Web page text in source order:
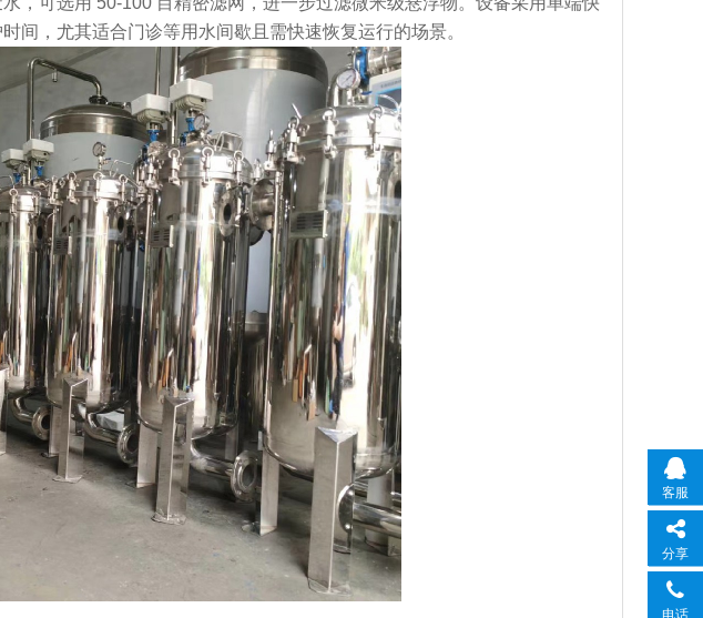
间，尤其适合门诊等用水间歇且需快速恢复运行的场景。
客服
分享
电话